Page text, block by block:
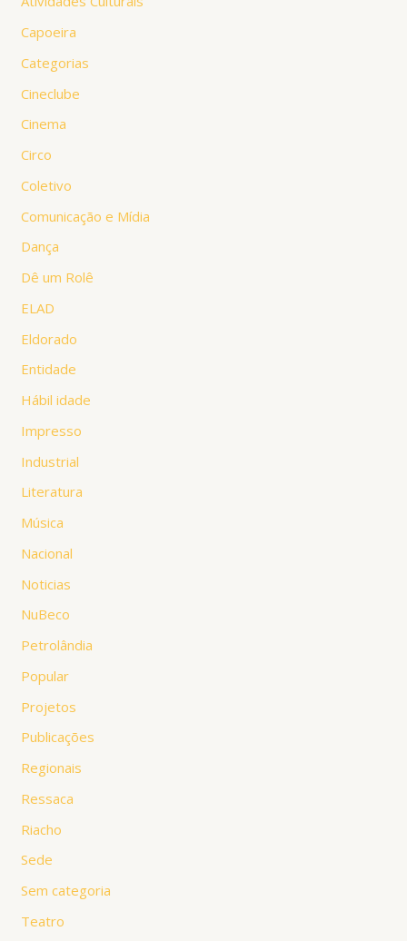
Capoeira
Categorias
Cineclube
Cinema
Circo
Coletivo
Comunicação e Mídia
Dança
Dê um Rolê
ELAD
Eldorado
Entidade
Hábil idade
Impresso
Industrial
Literatura
Música
Nacional
Noticias
NuBeco
Petrolândia
Popular
Projetos
Publicações
Regionais
Ressaca
Riacho
Sede
Sem categoria
Teatro